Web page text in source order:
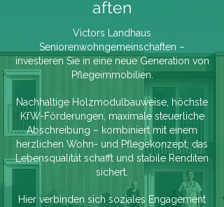
aften
Victors Landhaus
Seniorenwohngemeinschaften –
investieren Sie in eine neue Generation von
Pflegeimmobilien.
Nachhaltige Holzmodulbauweise, höchste
KfW-Förderungen, maximale steuerliche
Abschreibung – kombiniert mit einem
herzlichen Wohn- und Pflegekonzept, das
Lebensqualität schafft und stabile Renditen
sichert.
Hier verbinden sich soziales Engagement